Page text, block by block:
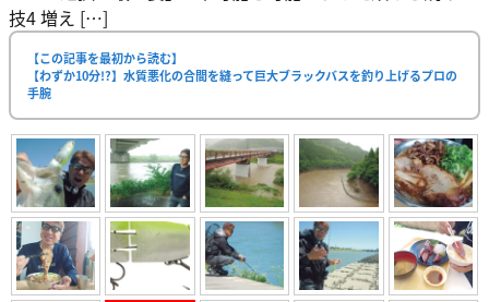
技4 増え […]
【この記事を最初から読む】
【わずか10分!?】水質悪化の合間を縫って巨大ブラックバスを釣り上げるプロの
手腕